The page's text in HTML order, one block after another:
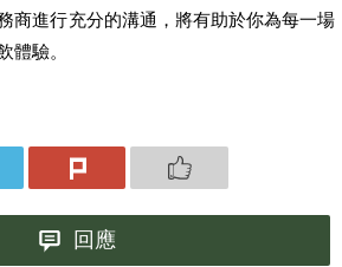
商進行充分的溝通，將有助於你為每一場
體驗。
回應